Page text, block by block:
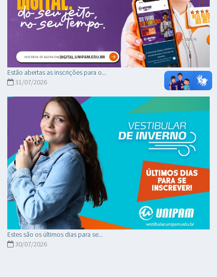
Estão abertas as inscrições para o...
31/07/2026
Estes são os últimos dias para se...
30/07/2026